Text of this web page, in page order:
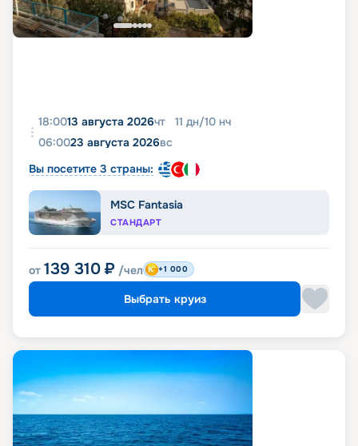
18:0013 августа 2026чт 11 дн/10 нч
06:0023 августа 2026вс
Вы посетите 3 страны:
MSC Fantasia
СТАНДАРТ
от 139 310 ₽ /чел +1 000
Выбрать круиз